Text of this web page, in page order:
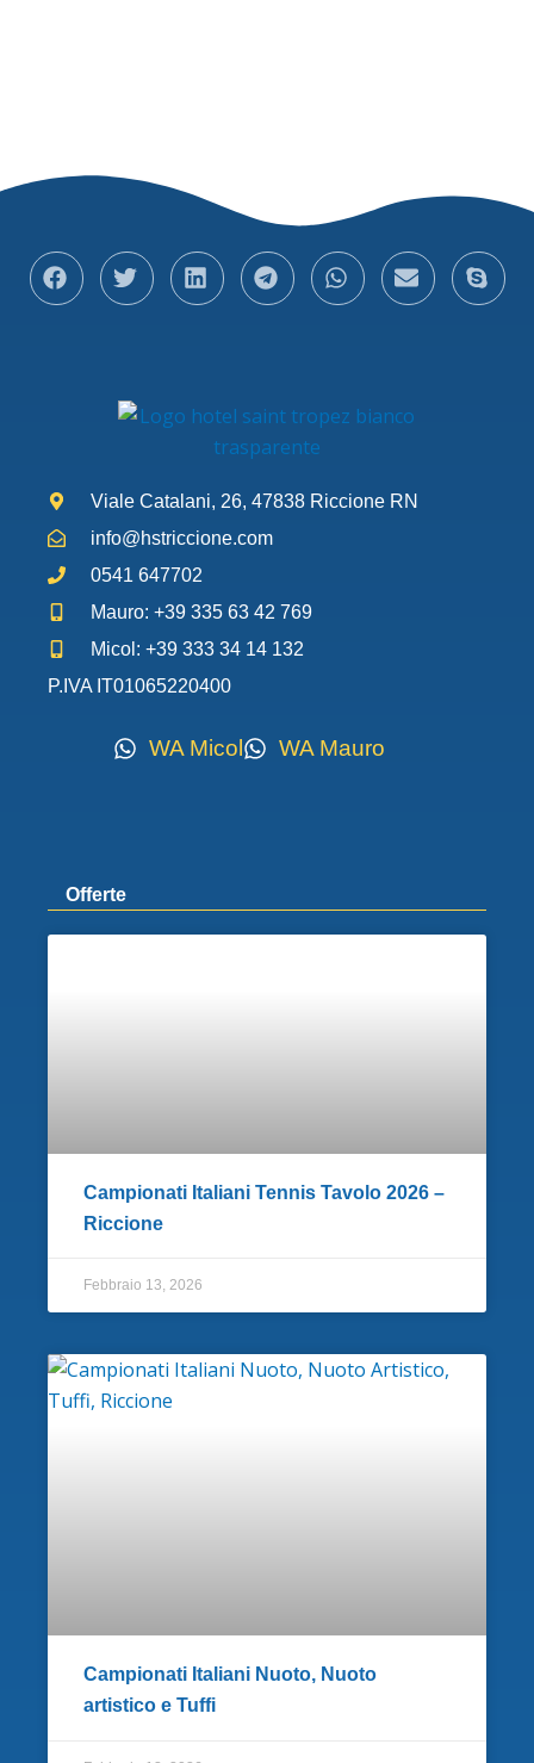
Viale Catalani, 26, 47838 Riccione RN
info@hstriccione.com
0541 647702
Mauro: +39 335 63 42 769
Micol: +39 333 34 14 132
P.IVA IT01065220400
WA Micol WA Mauro
Offerte
Campionati Italiani Tennis Tavolo 2026 –
Riccione
Febbraio 13, 2026
Campionati Italiani Nuoto, Nuoto
artistico e Tuffi